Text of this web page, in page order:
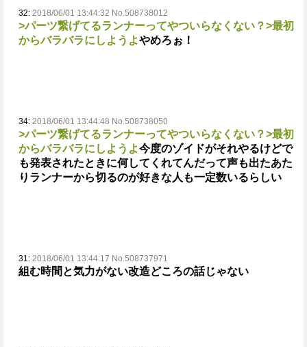
32: 2018/06/01 13:44:32 No.508738012
>パーツ繋げてるランナーってやついらなくない？>最初
からバラバラにしようよやめろぉ！
34: 2018/06/01 13:44:48 No.508738050
>パーツ繋げてるランナーってやついらなくない？>最初
からバラバラにしようよ今度のゾイドがそれやるけどで
も発表されたときに何してくれてんだって声も出たあた
りランナーから切るのが好きな人も一定数いるらしい
31: 2018/06/01 13:44:17 No.508737971
組む時間と気力がない改造どころの話じゃない